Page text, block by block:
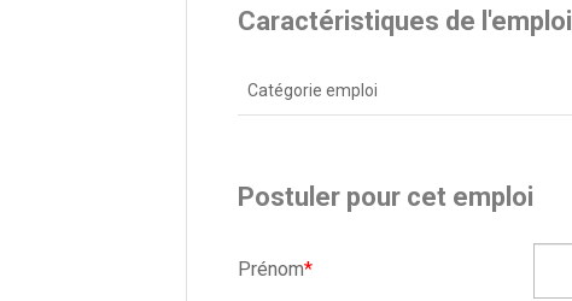
Caractéristiques de l'emploi
Catégorie emploi
Postuler pour cet emploi
Prénom*